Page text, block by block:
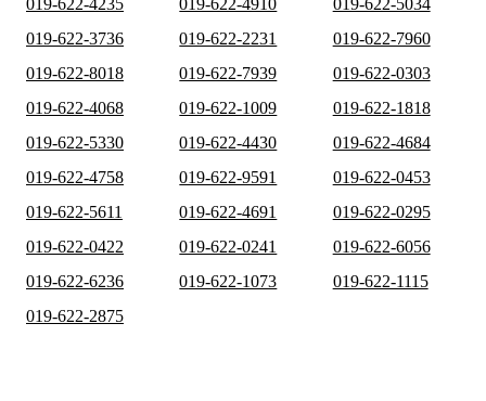
019-622-4235
019-622-4910
019-622-5034
019-622-3736
019-622-2231
019-622-7960
019-622-8018
019-622-7939
019-622-0303
019-622-4068
019-622-1009
019-622-1818
019-622-5330
019-622-4430
019-622-4684
019-622-4758
019-622-9591
019-622-0453
019-622-5611
019-622-4691
019-622-0295
019-622-0422
019-622-0241
019-622-6056
019-622-6236
019-622-1073
019-622-1115
019-622-2875